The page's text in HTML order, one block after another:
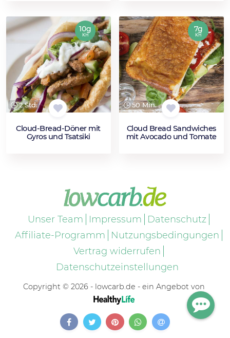
2 Std.
Cloud-Bread-Döner mit
Gyros und Tsatsiki
10g
KH
50 Min.
Cloud Bread Sandwiches
mit Avocado und Tomate
7g
KH
Unser Team Impressum
Datenschutz
Affiliate-Programm
Nutzungsbedingungen
Vertrag widerrufen
Datenschutzeinstellungen
Copyright © 2026 - lowcarb.de - ein Angebot von